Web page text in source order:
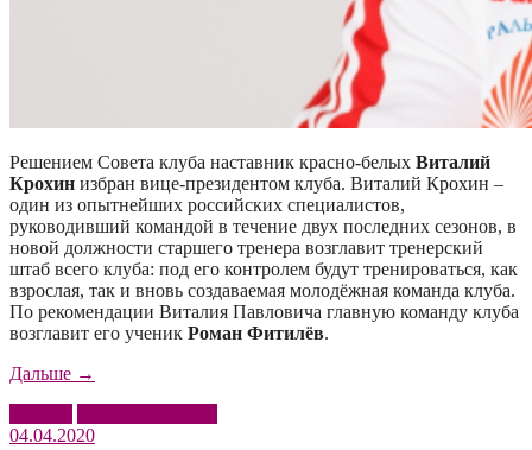
Решением Совета клуба наставник красно-белых Виталий
Крохин избран вице-президентом клуба. Виталий Крохин –
один из опытнейших российских специалистов,
руководивший командой в течение двух последних сезонов, в
новой должности старшего тренера возглавит тренерский
штаб всего клуба: под его контролем будут тренироваться, как
взрослая, так и вновь создаваемая молодёжная команда клуба.
По рекомендации Виталия Павловича главную команду клуба
возглавит его ученик Роман Фитилёв.
Дальше «Виталий
вице-
→
04.04.2020